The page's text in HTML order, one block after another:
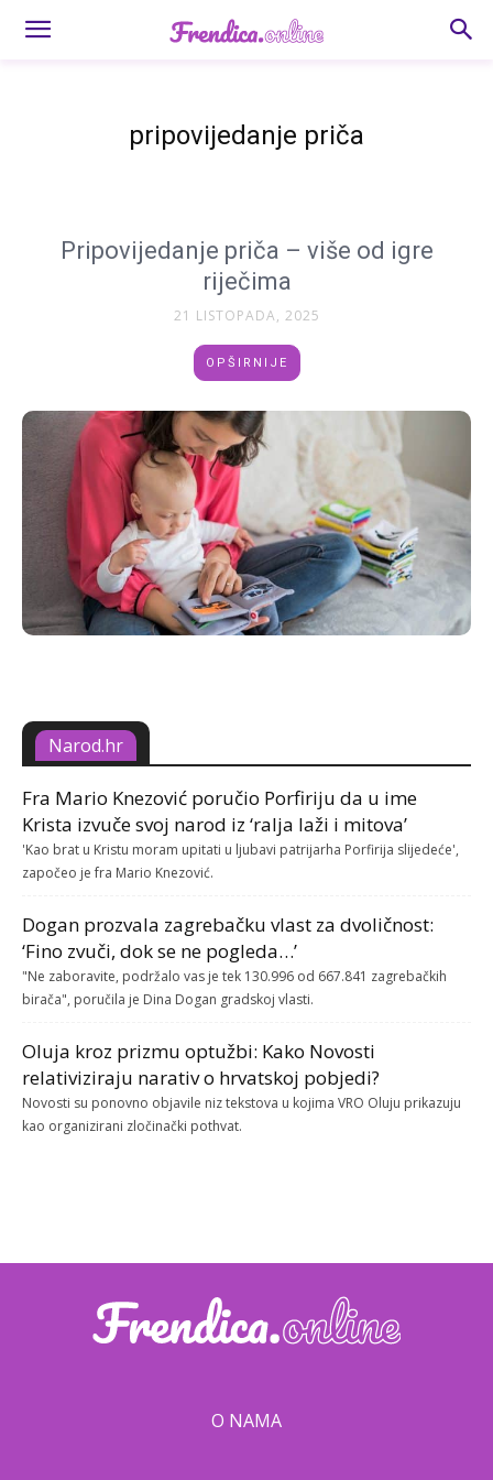
pripovijedanje priča
Pripovijedanje priča – više od igre
riječima
21 LISTOPADA, 2025
OPŠIRNIJE
Narod.hr
Fra Mario Knezović poručio Porfiriju da u ime
Krista izvuče svoj narod iz ‘ralja laži i mitova’
'Kao brat u Kristu moram upitati u ljubavi patrijarha Porfirija slijedeće',
započeo je fra Mario Knezović.
Dogan prozvala zagrebačku vlast za dvoličnost:
‘Fino zvuči, dok se ne pogleda…’
"Ne zaboravite, podržalo vas je tek 130.996 od 667.841 zagrebačkih
birača", poručila je Dina Dogan gradskoj vlasti.
Oluja kroz prizmu optužbi: Kako Novosti
relativiziraju narativ o hrvatskoj pobjedi?
Novosti su ponovno objavile niz tekstova u kojima VRO Oluju prikazuju
kao organizirani zločinački pothvat.
O NAMA